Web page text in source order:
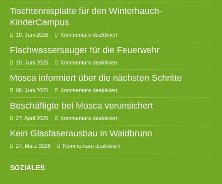
Tischtennisplatte für den Winterhauch-
KinderCampus
18. Juni 2026 Kommentare deaktiviert
Flachwassersauger für die Feuerwehr
10. Juni 2026 Kommentare deaktiviert
Mosca informiert über die nächsten Schritte
08. Juni 2026 Kommentare deaktiviert
Beschäftigte bei Mosca verunsichert
27. April 2026 Kommentare deaktiviert
Kein Glasfaserausbau in Waldbrunn
27. März 2026 Kommentare deaktiviert
SOZIALES